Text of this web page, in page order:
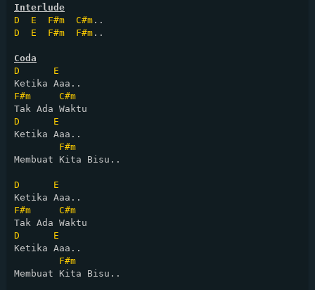
Interlude
D
E F#m C#m
D
E F#m F#m ..
Coda
D
E
F#m
C#m
D
E
Ketika Aaa..
F#m
Membuat Kita Bisu..
D
E
F#m
C#m
D
E
Ketika Aaa..
F#m